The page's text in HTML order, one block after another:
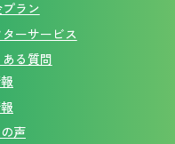
ラン
ーサービス
ある質問
声